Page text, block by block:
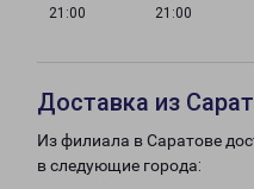
21:00
21:00
Доставка из
Из филиала в Саратове
в следующие города: